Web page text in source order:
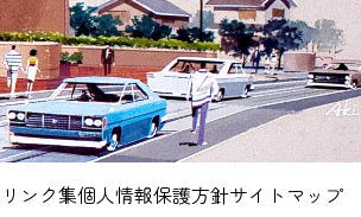
リンク集個人情報保護方針サイトマップ